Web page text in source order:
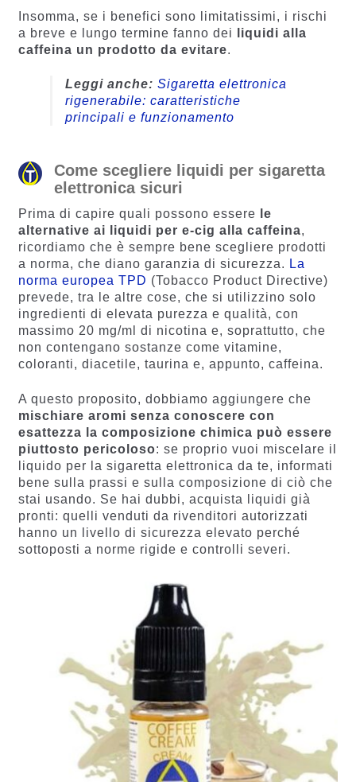
Insomma, se i benefici sono limitatissimi, i rischi
a breve e lungo termine fanno dei
liquidi alla
caffeina un prodotto da evitare.
Leggi anche: Sigaretta elettronica
rigenerabile: caratteristiche
principali e funzionamento
Come scegliere liquidi per sigaretta
elettronica sicuri
Prima di capire quali possono essere
le
alternative ai liquidi per e-cig alla caffeina,
ricordiamo che è sempre bene scegliere prodotti
a norma, che diano garanzia di sicurezza. La
norma europea TPD (Tobacco Product Directive)
prevede, tra le altre cose, che si utilizzino solo
ingredienti di elevata purezza e qualità, con
massimo 20 mg/ml di nicotina e, soprattutto, che
non contengano sostanze come vitamine,
coloranti, diacetile, taurina e, appunto, caffeina.
A questo proposito, dobbiamo aggiungere che
mischiare aromi senza conoscere con
esattezza la composizione chimica può essere
piuttosto pericoloso: se proprio vuoi miscelare il
liquido per la sigaretta elettronica da te, informati
bene sulla prassi e sulla composizione di ciò che
stai usando. Se hai dubbi, acquista liquidi già
pronti: quelli venduti da rivenditori autorizzati
hanno un livello di sicurezza elevato perché
sottoposti a norme rigide e controlli severi.